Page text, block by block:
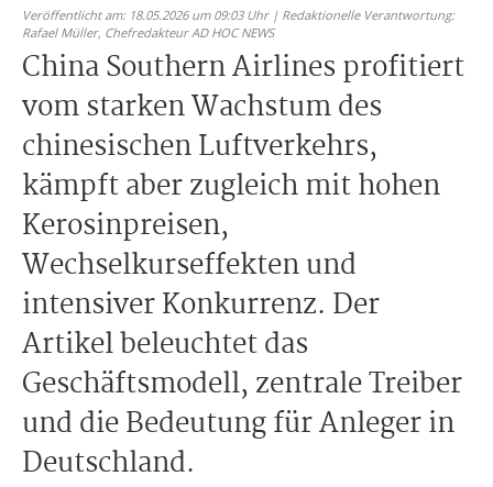
Veröffentlicht am: 18.05.2026 um 09:03 Uhr | Redaktionelle Verantwortung:
Rafael Müller, Chefredakteur AD HOC NEWS
China Southern Airlines profitiert
vom starken Wachstum des
chinesischen Luftverkehrs,
kämpft aber zugleich mit hohen
Kerosinpreisen,
Wechselkurseffekten und
intensiver Konkurrenz. Der
Artikel beleuchtet das
Geschäftsmodell, zentrale Treiber
und die Bedeutung für Anleger in
Deutschland.